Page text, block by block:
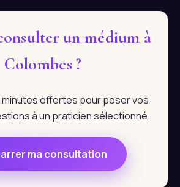
un médium à
Colombes ?
minutes offertes pour poser vos
à un praticien sélectionné.
ma consultation